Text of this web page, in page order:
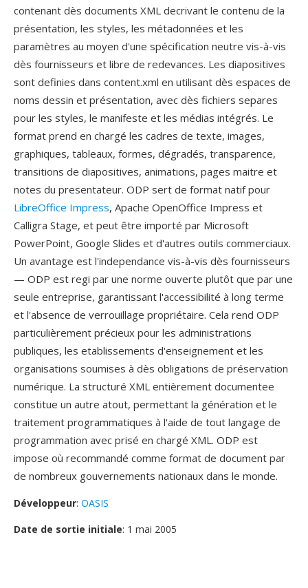
contenant dès documents XML decrivant le contenu de la
présentation, les styles, les métadonnées et les
paramètres au moyen d'une spécification neutre vis-à-vis
dès fournisseurs et libre de redevances. Les diapositives
sont definies dans content.xml en utilisant dès espaces de
noms dessin et présentation, avec dès fichiers separes
pour les styles, le manifeste et les médias intégrés. Le
format prend en chargé les cadres de texte, images,
graphiques, tableaux, formes, dégradés, transparence,
transitions de diapositives, animations, pages maitre et
notes du presentateur. ODP sert de format natif pour
LibreOffice Impress, Apache OpenOffice Impress et
Calligra Stage, et peut être importé par Microsoft
PowerPoint, Google Slides et d'autres outils commerciaux.
Un avantage est l'independance vis-à-vis dès fournisseurs
— ODP est regi par une norme ouverte plutôt que par une
seule entreprise, garantissant l'accessibilité à long terme
et l'absence de verrouillage propriétaire. Cela rend ODP
particulièrement précieux pour les administrations
publiques, les etablissements d'enseignement et les
organisations soumises à dès obligations de préservation
numérique. La structuré XML entièrement documentee
constitue un autre atout, permettant la génération et le
traitement programmatiques à l'aide de tout langage de
programmation avec prisé en chargé XML. ODP est
impose où recommandé comme format de document par
de nombreux gouvernements nationaux dans le monde.
Développeur: OASIS
Date de sortie initiale: 1 mai 2005